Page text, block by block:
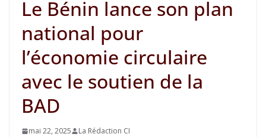
Le Bénin lance son plan
national pour
l’économie circulaire
avec le soutien de la
BAD
mai 22, 2025 La Rédaction CI